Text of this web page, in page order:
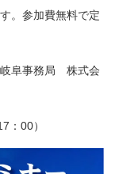
。参加費無料で定
岐阜事務局 株式会
：00）